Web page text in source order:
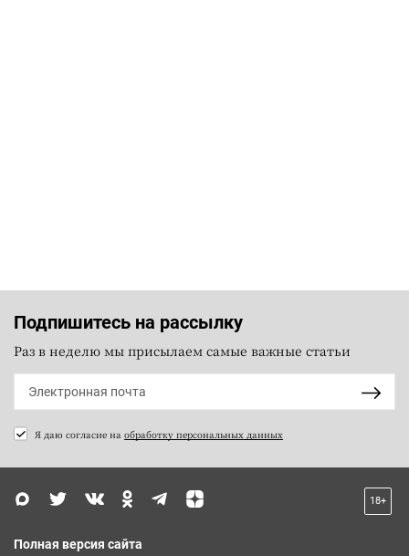
Подпишитесь на рассылку
Раз в неделю мы присылаем самые важные статьи
Я даю согласие на обработку персональных данных
18+
Полная версия сайта